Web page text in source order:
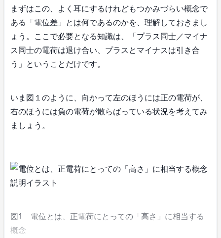
まずはこの、よく耳にするけれどもつかみづらい概念で
ある「電位差」とは何であるのかを、理解しておきまし
ょう。ここで必要となる知識は、「プラス同士／マイナ
ス同士の電荷は退け合い、プラスとマイナスは引き合
う」ということだけです。
いま図１のように、向かって左のほうには正の電荷が、
右のほうには負の電荷が散らばっている状況を考えてみ
ましょう。
図1 電位とは、正電荷にとっての「高さ」に相当する
概念